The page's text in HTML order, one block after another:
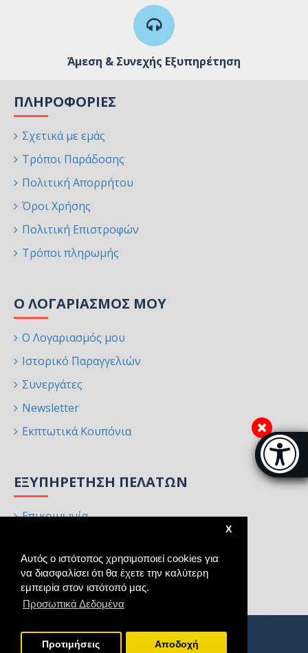
Αυτός ο ιστότοπος χρησιμοποιεί cookies για
να διασφαλίσει ότι θα έχετε την καλύτερη
εμπειρία στον ιστότοπό μας.
Προσωπικά Δεδομένα
X
Προτιμήσεις Aποδοχή
Μπάρα
Άμεση & Συνεχής Εξυπηρέτηση
ΠΛΗΡΟΦΟΡΊΕΣ
Σχετικά με εμάς
Τρόποι Παράδοσης
Πολιτική Απορρήτου
Όροι Χρήσης
Πολιτική Επιστροφών
Τρόποι πληρωμής
Ο ΛΟΓΑΡΙΑΣΜΌΣ ΜΟΥ
Ο Λογαριασμός μου
Ιστορικό Παραγγελιών
Συνεργάτες
Newsletter
Εκπτωτικά Κουπόνια
ΕΞΥΠΗΡΈΤΗΣΗ ΠΕΛΑΤΏΝ
Επικοινωνία
Χάρτης Ιστότοπου
Κατασκευαστές